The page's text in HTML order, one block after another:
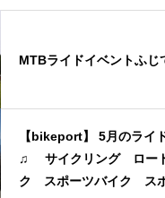
MTBライドイベントふじ
【bikeport】 5月のライ
♫ サイクリング ロー
ク スポーツバイク ス